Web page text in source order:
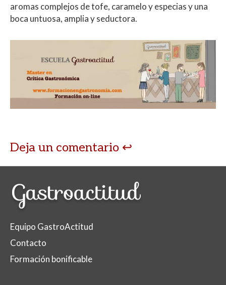
aromas complejos de tofe, caramelo y especias y una
boca untuosa, amplia y seductora.
Deja un comentario
Equipo GastroActitud
Contacto
Formación bonificable